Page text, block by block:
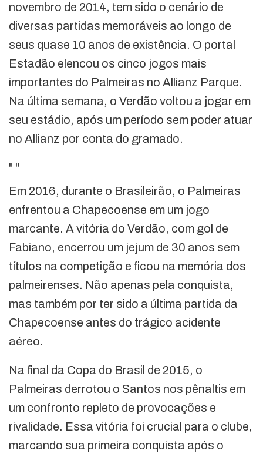
novembro de 2014, tem sido o cenário de
diversas partidas memoráveis ao longo de
seus quase 10 anos de existência. O portal
Estadão elencou os cinco jogos mais
importantes do Palmeiras no Allianz Parque.
Na última semana, o Verdão voltou a jogar em
seu estádio, após um período sem poder atuar
no Allianz por conta do gramado.
" "
Em 2016, durante o Brasileirão, o Palmeiras
enfrentou a Chapecoense em um jogo
marcante. A vitória do Verdão, com gol de
Fabiano, encerrou um jejum de 30 anos sem
títulos na competição e ficou na memória dos
palmeirenses. Não apenas pela conquista,
mas também por ter sido a última partida da
Chapecoense antes do trágico acidente
aéreo.
Na final da Copa do Brasil de 2015, o
Palmeiras derrotou o Santos nos pênaltis em
um confronto repleto de provocações e
rivalidade. Essa vitória foi crucial para o clube,
marcando sua primeira conquista após o